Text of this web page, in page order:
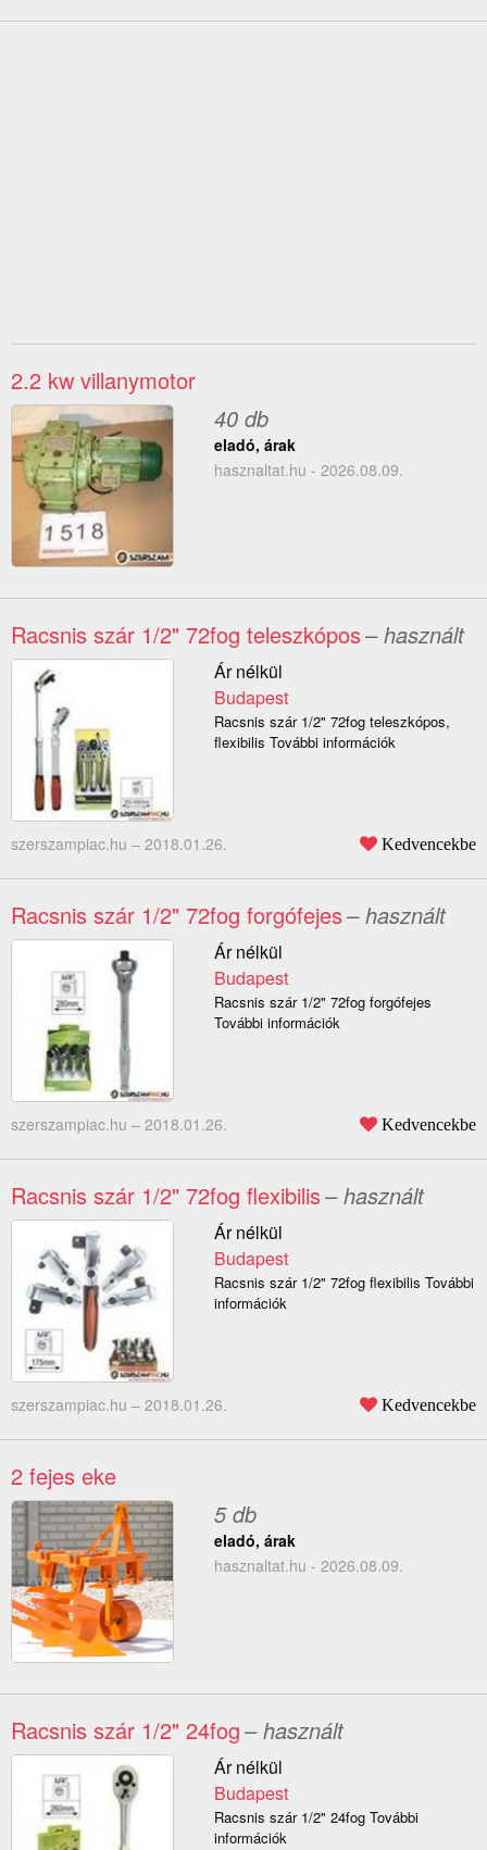
2.2 kw villanymotor
40 db
eladó, árak
hasznaltat.hu - 2026.08.09.
Racsnis szár 1/2" 72fog teleszkópos– használt
Ár nélkül
Budapest
Racsnis szár 1/2" 72fog teleszkópos,
flexibilis További információk
szerszampiac.hu – 2018.01.26. Kedvencekbe
Racsnis szár 1/2" 72fog forgófejes– használt
Ár nélkül
Budapest
Racsnis szár 1/2" 72fog forgófejes
További információk
szerszampiac.hu – 2018.01.26. Kedvencekbe
Racsnis szár 1/2" 72fog flexibilis– használt
Ár nélkül
Budapest
Racsnis szár 1/2" 72fog flexibilis További
információk
szerszampiac.hu – 2018.01.26. Kedvencekbe
2 fejes eke
5 db
eladó, árak
hasznaltat.hu - 2026.08.09.
Racsnis szár 1/2" 24fog– használt
Ár nélkül
Budapest
Racsnis szár 1/2" 24fog További
információk